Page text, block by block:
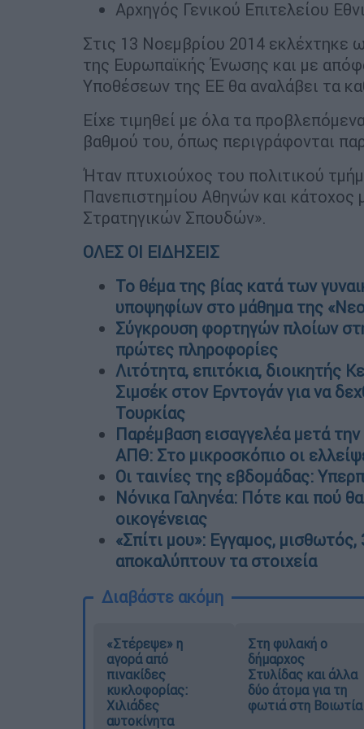
Αρχηγός Γενικού Επιτελείου
Στις 13 Νοεμβρίου 2014 εκλέχτηκε
της Ευρωπαϊκής Ένωσης και με
Υποθέσεων της ΕΕ θα αναλάβει τα
Είχε τιμηθεί με όλα τα
βαθμού του, όπως περιγράφονται
Ήταν πτυχιούχος του πολιτικού
Πανεπιστημίου Αθηνών και κάτοχος
Στρατηγικών Σπουδών».
ΟΛΕΣ ΟΙ ΕΙΔΗΣΕΙΣ
Το θέμα της βίας κατά των
υποψηφίων στο μάθημα της
Σύγκρουση φορτηγών πλοίων
πρώτες πληροφορίες
Λιτότητα, επιτόκια, διοικητής
Σιμσέκ στον Ερντογάν για να
Τουρκίας
Παρέμβαση εισαγγελέα μετά
ΑΠΘ: Στο μικροσκόπιο οι
Οι ταινίες της εβδομάδας:
Νόνικα Γαληνέα: Πότε και πού
οικογένειας
«Σπίτι μου»: Εγγαμος,
αποκαλύπτουν τα στοιχεία
Διαβάστε ακόμη
«Στέρεψε» η
αγορά από
πινακίδες
κυκλοφορίας:
Χιλιάδες
αυτοκίνητα
Στη φυλακή ο
δήμαρχος
Στυλίδας και άλλα
δύο άτομα για τη
φωτιά στη Βοιωτία